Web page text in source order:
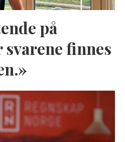
på
finnes